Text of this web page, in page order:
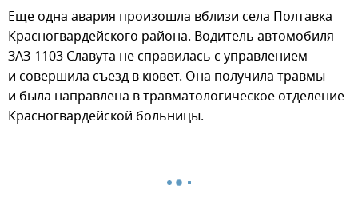
Еще одна авария произошла вблизи села Полтавка
Красногвардейского района. Водитель автомобиля
ЗАЗ-1103 Славута не справилась с управлением
и совершила съезд в кювет. Она получила травмы
и была направлена в травматологическое отделение
Красногвардейской больницы.